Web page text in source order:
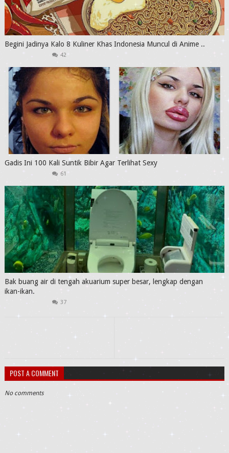
Begini Jadinya Kalo 8 Kuliner Khas Indonesia Muncul di Anime ..
42
Gadis Ini 100 Kali Suntik Bibir Agar Terlihat Sexy
61
Bak buang air di tengah akuarium super besar, lengkap dengan
ikan-ikan.
37
POST A COMMENT
No comments